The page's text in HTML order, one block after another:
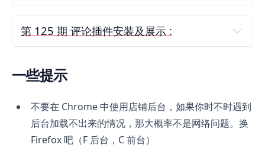
Shoppable Instagram & UGC Demo 大牌在用。可
Instagram Feed & Stories 风格可自定义。很便
宜，有免费版。
Section Feed ‑ Instagram Feed
Instafeed ‑ Instagram Feed
Instafeed Instagram Feed/Story
Demo
第 125 期 评论插件安装及展示 :
插件安装地址（右键复制链接）
评论与再营销插件 Loox 功能介绍
教程：如何快速导入评论到 Shopify 店铺
Loox JSON-LD 代码
评论星星代码：
一些提示
不要在 Chrome 中使用店铺后台，如果你时不时遇到
后台加载不出来的情况，那大概率不是网络问题。换
Firefox 吧（F 后台，C 前台）